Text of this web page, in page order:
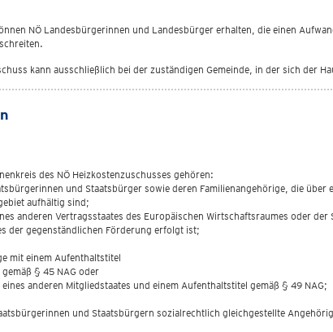
NÖ Landesbürgerinnen und Landesbürger erhalten, die einen
kann ausschließlich bei der zuständigen Gemeinde, in der sich der
des NÖ Heizkostenzuschusses gehören:
und Staatsbürger sowie deren Familienangehörige, die
aufhältig sind;
anderen Vertragsstaates des Europäischen Wirtschaftsraumes oder
der gegenständlichen Förderung erfolgt ist;
mit einem Aufenthaltstitel
§ 45 NAG oder
anderen Mitgliedstaates und einem Aufenthaltstitel gemäß § 49 NAG;
und Staatsbürgern sozialrechtlich gleichgestellte